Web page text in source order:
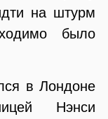
на штурм
было
в Лондоне
Нэнси